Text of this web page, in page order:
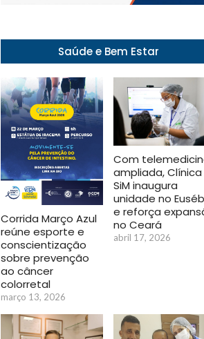
Saúde e Bem Estar
Corrida Março Azul
reúne esporte e
conscientização
sobre prevenção
ao câncer
colorretal
março 13, 2026
Com
ampliada, Clínica
SiM inaugura
unidade no
e reforça
no Ceará
abril 17, 2026